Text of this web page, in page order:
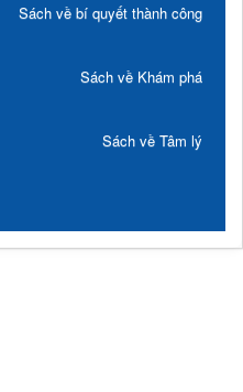
Sách về bí quyết thành công
Sách về Khám phá
Sách về Tâm lý